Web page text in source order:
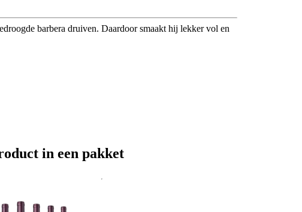
barbera druiven. Daardoor smaakt hij lekker vol en
in een pakket